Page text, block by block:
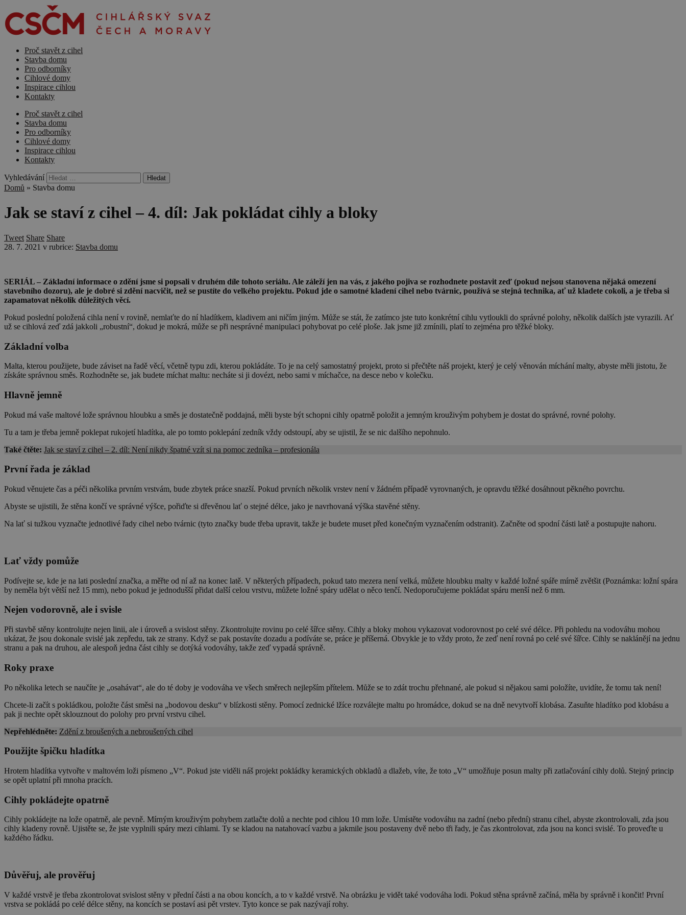
Proč stavět z cihel
Stavba domu
Pro odborníky
Cihlové domy
Inspirace cihlou
Kontakty
Proč stavět z cihel
Stavba domu
Pro odborníky
Cihlové domy
Inspirace cihlou
Kontakty
Vyhledávání
Domů » Stavba domu
Jak se staví z cihel – 4. díl: Jak pokládat cihly a bloky
Tweet Share Share
28. 7. 2021 v rubrice: Stavba domu
SERIÁL – Základní informace o zdění jsme si popsali v druhém díle tohoto seriálu. Ale záleží jen na vás, z jakého pojiva se rozhodnete postavit zeď (pokud nejsou stanovena nějaká omezení
stavebního dozoru), ale je dobré si zdění nacvičit, než se pustíte do velkého projektu. Pokud jde o samotné kladení cihel nebo tvárnic, používá se stejná technika, ať už kladete cokoli, a je třeba si
zapamatovat několik důležitých věcí.
Pokud poslední položená cihla není v rovině, nemlaťte do ní hladítkem, kladivem ani ničím jiným. Může se stát, že zatímco jste tuto konkrétní cihlu vytloukli do správné polohy, několik dalších jste vyrazili. Ať
už se cihlová zeď zdá jakkoli „robustní“, dokud je mokrá, může se při nesprávné manipulaci pohybovat po celé ploše. Jak jsme již zmínili, platí to zejména pro těžké bloky.
Základní volba
Malta, kterou použijete, bude záviset na řadě věcí, včetně typu zdi, kterou pokládáte. To je na celý samostatný projekt, proto si přečtěte náš projekt, který je celý věnován míchání malty, abyste měli jistotu, že
získáte správnou směs. Rozhodněte se, jak budete míchat maltu: necháte si ji dovézt, nebo sami v míchačce, na desce nebo v kolečku.
Hlavně jemně
Pokud má vaše maltové lože správnou hloubku a směs je dostatečně poddajná, měli byste být schopni cihly opatrně položit a jemným krouživým pohybem je dostat do správné, rovné polohy.
Tu a tam je třeba jemně poklepat rukojetí hladítka, ale po tomto poklepání zedník vždy odstoupí, aby se ujistil, že se nic dalšího nepohnulo.
Také čtěte: Jak se staví z cihel – 2. díl: Není nikdy špatné vzít si na pomoc zedníka – profesionála
První řada je základ
Pokud věnujete čas a péči několika prvním vrstvám, bude zbytek práce snazší. Pokud prvních několik vrstev není v žádném případě vyrovnaných, je opravdu těžké dosáhnout pěkného povrchu.
Abyste se ujistili, že stěna končí ve správné výšce, pořiďte si dřevěnou lať o stejné délce, jako je navrhovaná výška stavěné stěny.
Na lať si tužkou vyznačte jednotlivé řady cihel nebo tvárnic (tyto značky bude třeba upravit, takže je budete muset před konečným vyznačením odstranit). Začněte od spodní části latě a postupujte nahoru.
Lať vždy pomůže
Podívejte se, kde je na lati poslední značka, a měřte od ní až na konec latě. V některých případech, pokud tato mezera není velká, můžete hloubku malty v každé ložné spáře mírně zvětšit (Poznámka: ložní spára
by neměla být větší než 15 mm), nebo pokud je jednodušší přidat další celou vrstvu, můžete ložné spáry udělat o něco tenčí. Nedoporučujeme pokládat spáru menší než 6 mm.
Nejen vodorovně, ale i svisle
Při stavbě stěny kontrolujte nejen linii, ale i úroveň a svislost stěny. Zkontrolujte rovinu po celé šířce stěny. Cihly a bloky mohou vykazovat vodorovnost po celé své délce. Při pohledu na vodováhu mohou
ukázat, že jsou dokonale svislé jak zepředu, tak ze strany. Když se pak postavíte dozadu a podíváte se, práce je příšerná. Obvykle je to vždy proto, že zeď není rovná po celé své šířce. Cihly se naklánějí na jednu
stranu a pak na druhou, ale alespoň jedna část cihly se dotýká vodováhy, takže zeď vypadá správně.
Roky praxe
Po několika letech se naučíte je „osahávat“, ale do té doby je vodováha ve všech směrech nejlepším přítelem. Může se to zdát trochu přehnané, ale pokud si nějakou sami položíte, uvidíte, že tomu tak není!
Chcete-li začít s pokládkou, položte část směsi na „bodovou desku“ v blízkosti stěny. Pomocí zednické lžíce rozválejte maltu po hromádce, dokud se na dně nevytvoří klobása. Zasuňte hladítko pod klobásu a
pak ji nechte opět sklouznout do polohy pro první vrstvu cihel.
Nepřehlédněte: Zdění z broušených a nebroušených cihel
Použijte špičku hladítka
Hrotem hladítka vytvořte v maltovém loži písmeno „V“. Pokud jste viděli náš projekt pokládky keramických obkladů a dlažeb, víte, že toto „V“ umožňuje posun malty při zatlačování cihly dolů. Stejný princip
se opět uplatní při mnoha pracích.
Cihly pokládejte opatrně
Cihly pokládejte na lože opatrně, ale pevně. Mírným krouživým pohybem zatlačte dolů a nechte pod cihlou 10 mm lože. Umístěte vodováhu na zadní (nebo přední) stranu cihel, abyste zkontrolovali, zda jsou
cihly kladeny rovně. Ujistěte se, že jste vyplnili spáry mezi cihlami. Ty se kladou na natahovací vazbu a jakmile jsou postaveny dvě nebo tři řady, je čas zkontrolovat, zda jsou na konci svislé. To proveďte u
každého řádku.
Důvěřuj, ale prověřuj
V každé vrstvě je třeba zkontrolovat svislost stěny v přední části a na obou koncích, a to v každé vrstvě. Na obrázku je vidět také vodováha lodi. Pokud stěna správně začíná, měla by správně i končit! První
vrstva se pokládá po celé délce stěny, na koncích se postaví asi pět vrstev. Tyto konce se pak nazývají rohy.